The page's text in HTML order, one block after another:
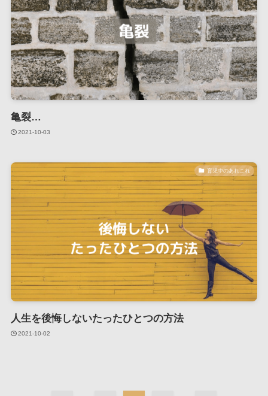
亀裂…
2021-10-03
育児中のあれこれ
人生を後悔しないたったひとつの方法
2021-10-02